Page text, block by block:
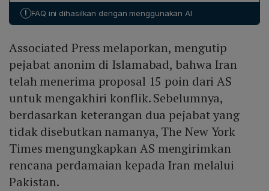
keseluruhan.
! FAQ ini dihasilkan dengan menggunakan AI
Associated Press melaporkan, mengutip
pejabat anonim di Islamabad, bahwa Iran
telah menerima proposal 15 poin dari AS
untuk mengakhiri konflik. Sebelumnya,
berdasarkan keterangan dua pejabat yang
tidak disebutkan namanya, The New York
Times mengungkapkan AS mengirimkan
rencana perdamaian kepada Iran melalui
Pakistan.